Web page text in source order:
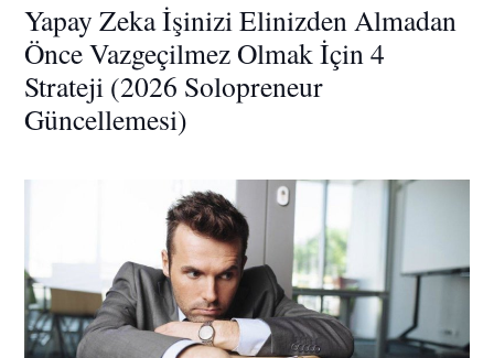
Yapay Zeka İşinizi Elinizden Almadan
Önce Vazgeçilmez Olmak İçin 4
Strateji (2026 Solopreneur
Güncellemesi)